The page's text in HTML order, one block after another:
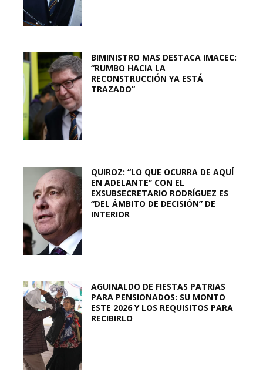
BIMINISTRO MAS DESTACA IMACEC:
“RUMBO HACIA LA
RECONSTRUCCIÓN YA ESTÁ
TRAZADO”
QUIROZ: “LO QUE OCURRA DE AQUÍ
EN ADELANTE” CON EL
EXSUBSECRETARIO RODRÍGUEZ ES
“DEL ÁMBITO DE DECISIÓN” DE
INTERIOR
AGUINALDO DE FIESTAS PATRIAS
PARA PENSIONADOS: SU MONTO
ESTE 2026 Y LOS REQUISITOS PARA
RECIBIRLO